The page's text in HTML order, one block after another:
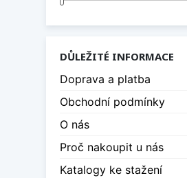
DŮLEŽITÉ INFORMACE
Doprava a platba
Obchodní podmínky
O nás
Proč nakoupit u nás
Katalogy ke stažení